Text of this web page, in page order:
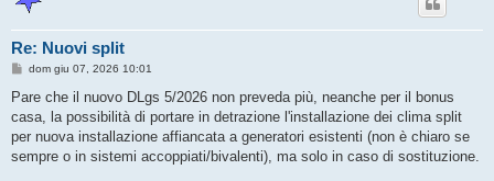
Re: Nuovi split
M
s
a
g
i
dom giu 07, 2026 10:01
Pare che il nuovo DLgs 5/2026 non preveda più, neanche per il bonus
casa, la possibilità di portare in detrazione l'installazione dei clima split
per nuova installazione affiancata a generatori esistenti (non è chiaro se
sempre o in sistemi accoppiati/bivalenti), ma solo in caso di sostituzione.